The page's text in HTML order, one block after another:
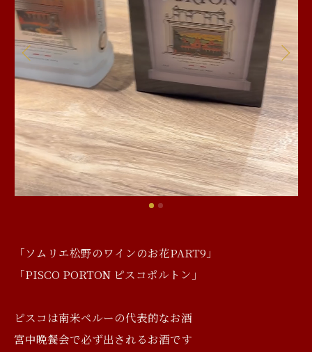
「ソムリエ松野のワインのお花PART9」
「PISCO PORTON ピスコポルトン」
ピスコは南米ペルーの代表的なお酒
宮中晩餐会で必ず出されるお酒です